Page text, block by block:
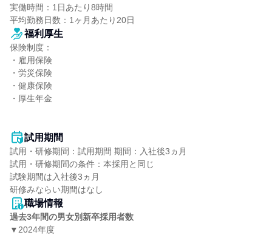
実働時間：1日あたり8時間
平均勤務日数：1ヶ月あたり20日
福利厚生
保険制度：
・雇用保険
・労災保険
・健康保険
・厚生年金
試用期間
試用・研修期間：試用期間 期間：入社後3ヵ月
試用・研修期間の条件：本採用と同じ
試験期間は入社後3ヵ月
職場情報
過去3年間の男女別新卒採用者数
▼2024年度